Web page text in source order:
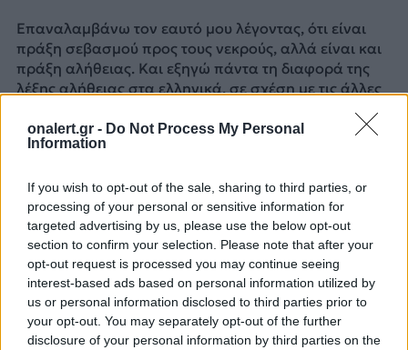
onalert.gr - Do Not Process My Personal
Information
If you wish to opt-out of the sale, sharing to third parties, or
processing of your personal or sensitive information for
targeted advertising by us, please use the below opt-out
section to confirm your selection. Please note that after your
opt-out request is processed you may continue seeing
interest-based ads based on personal information utilized by
us or personal information disclosed to third parties prior to
your opt-out. You may separately opt-out of the further
disclosure of your personal information by third parties on the
Επαναλαμβάνω τον εαυτό μου λέγοντας, ότι είναι
πράξη σεβασμού προς τους νεκρούς, αλλά είναι και
πράξη αλήθειας. Και εξηγώ πάντα τη διαφορά της
λέξης αλήθειας στα ελληνικά, σε σχέση με τις άλλες
Στα ελληνικά αλήθεια, κυρίες και κύριοι, είναι η
μια πολύ σημαντική, μια σπουδαία γλώσσα, όχι γιατί
τη μιλάμε εμείς, αλλά γιατί καταθέτει μια αυτοτελή
φιλοσοφική προσέγγιση της ζωής. Και η λέξη
αλήθεια περιλαμβάνει αυτή την προσέγγιση,
εξηγούμαι: ας πάρουμε παράδειγμα τα λατινικά. Στα
λατινικά η αλήθεια λέγεται veritas. Η ρίζα της λέξης
είναι το ινδοευρωπαϊκό ver, που σημαίνει το
πραγματικό. Γαλλικά σήμερα, verité. Ή επειδή